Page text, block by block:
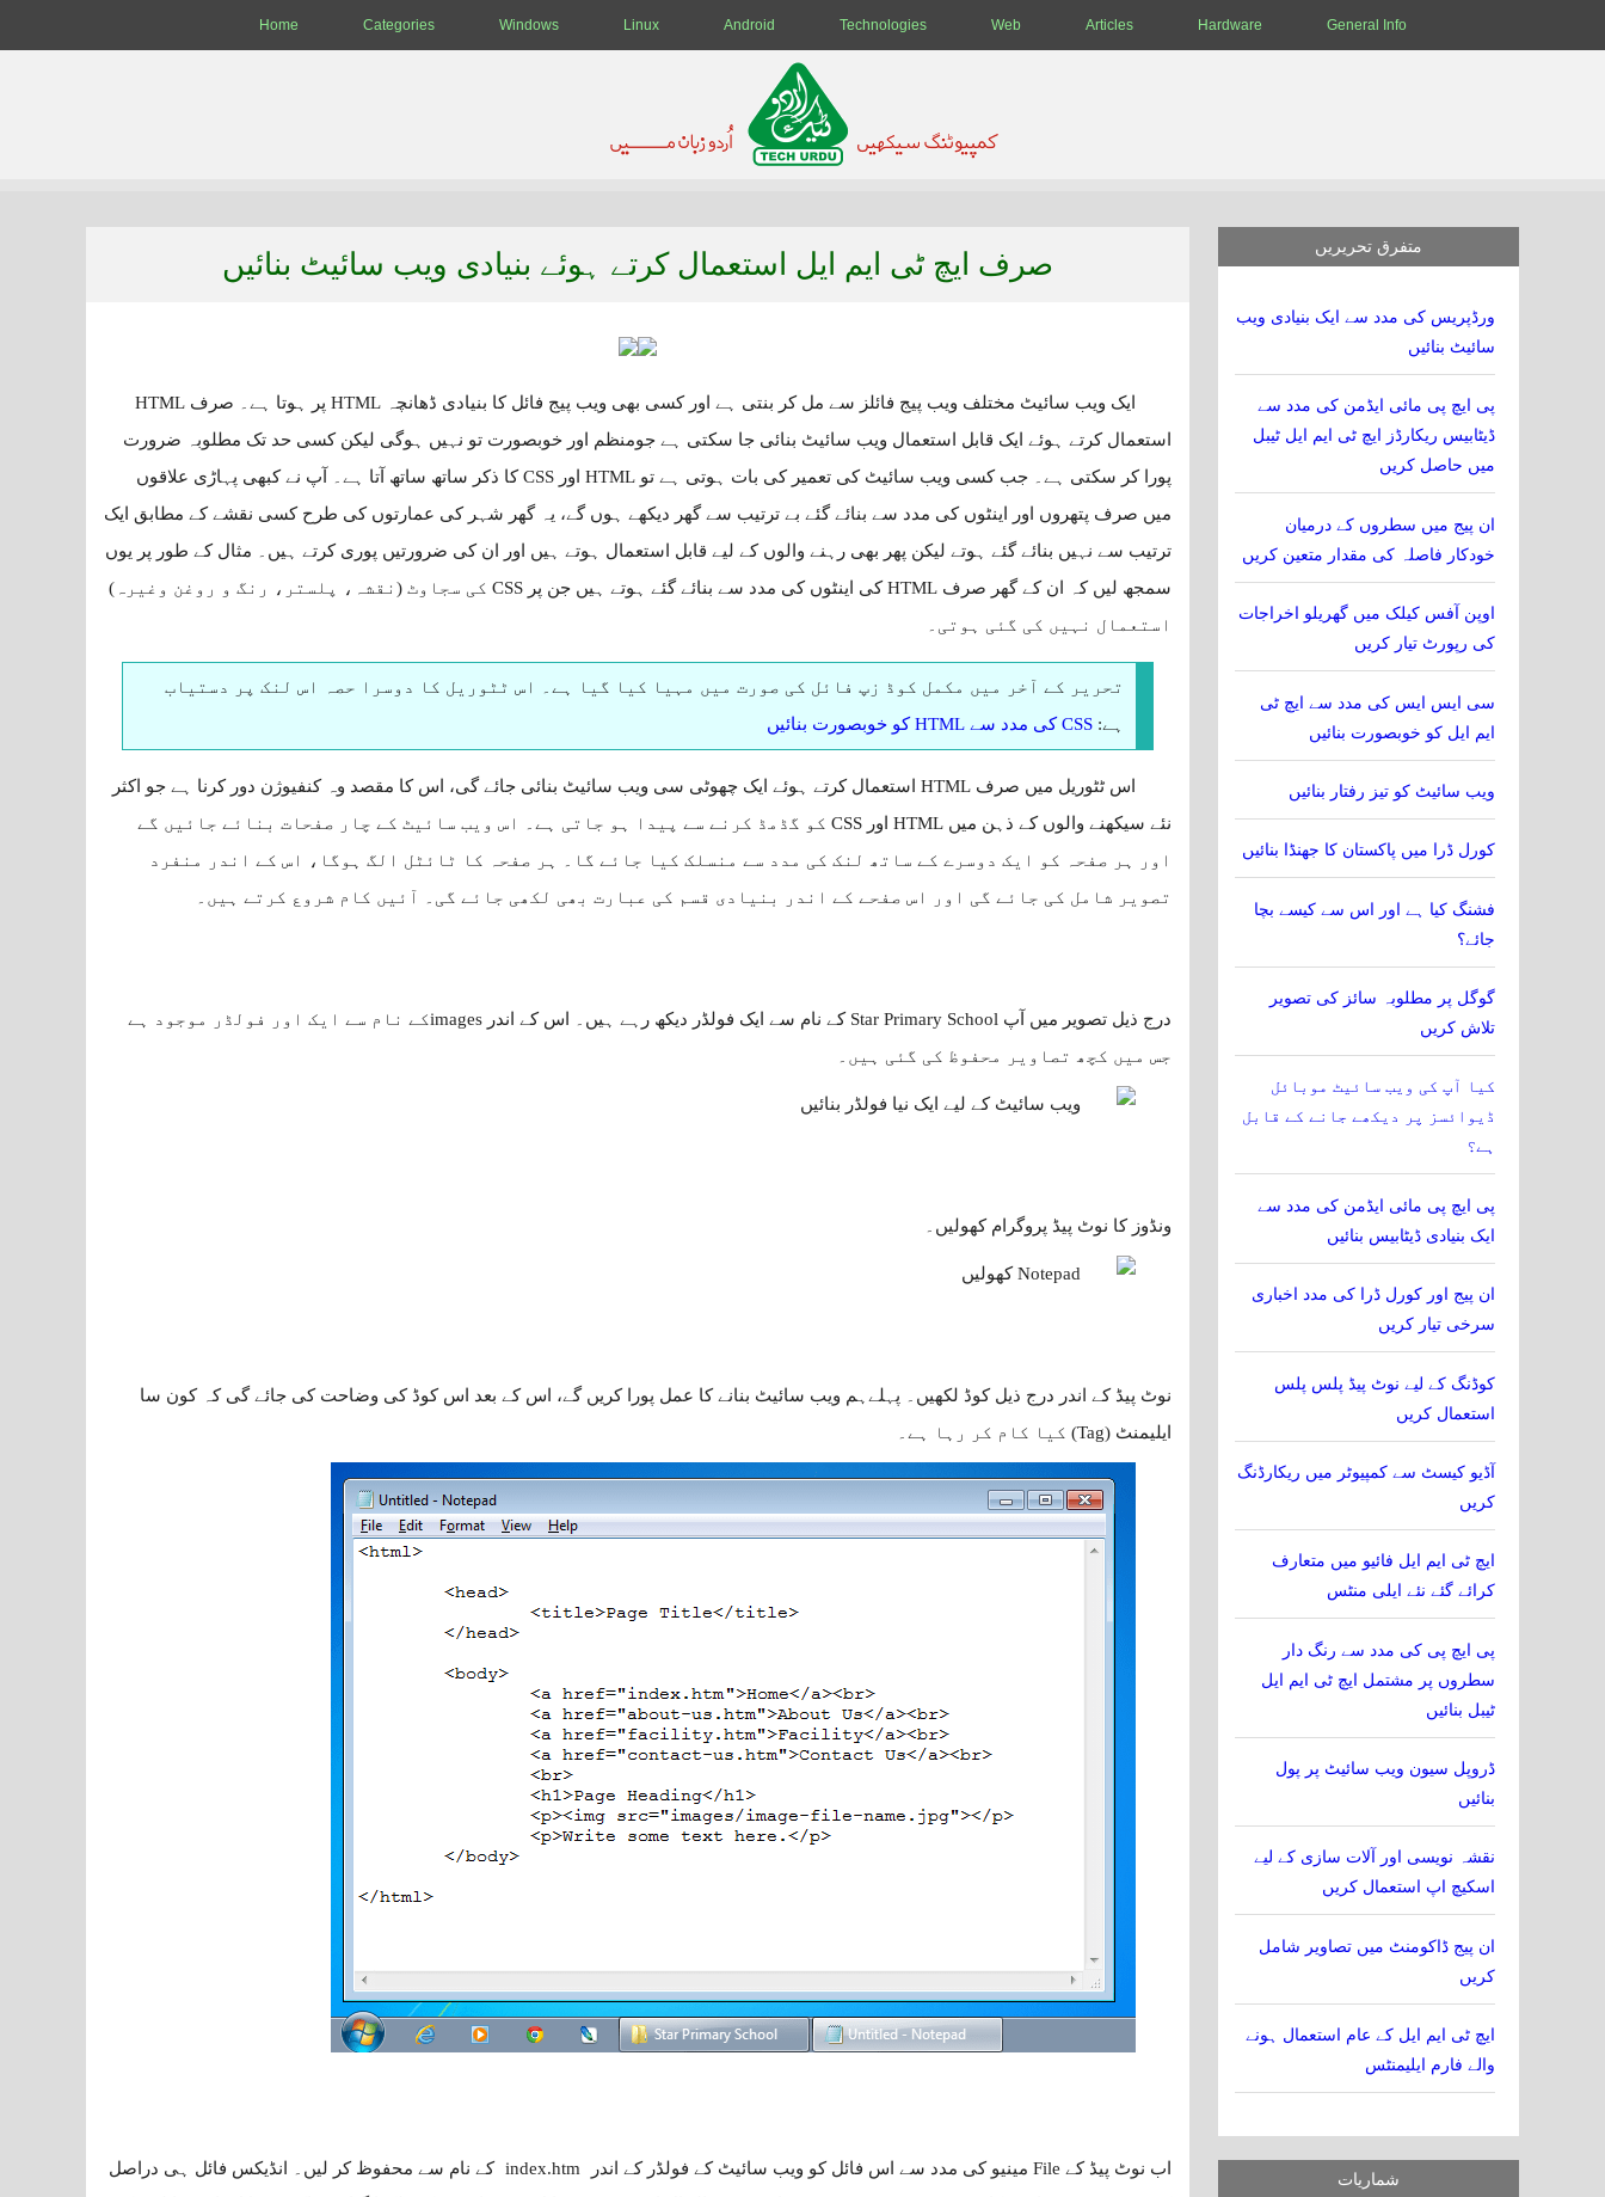
Home Categories Windows Linux Android Technologies Web Articles Hardware General Info
صرف ایچ ٹی ایم ایل استعمال کرتے ہوئے بنیادی ویب سائیٹ بنائیں
ایک ویب سائیٹ مختلف ویب پیج فائلز سے مل کر بنتی ہے اور کسی بھی ویب پیج فائل کا بنیادی ڈھانچہ HTML پر ہوتا ہے۔ صرف HTML
استعمال کرتے ہوئے ایک قابل استعمال ویب سائیٹ بنائی جا سکتی ہے جومنظم اور خوبصورت تو نہیں ہوگی لیکن کسی حد تک مطلوبہ ضرورت
پورا کر سکتی ہے۔ جب کسی ویب سائیٹ کی تعمیر کی بات ہوتی ہے تو HTML اور CSS کا ذکر ساتھ ساتھ آتا ہے۔ آپ نے کبھی پہاڑی علاقوں
میں صرف پتھروں اور اینٹوں کی مدد سے بنائے گئے بے ترتیب سے گھر دیکھے ہوں گے، یہ گھر شہر کی عمارتوں کی طرح کسی نقشے کے مطابق ایک
ترتیب سے نہیں بنائے گئے ہوتے لیکن پھر بھی رہنے والوں کے لیے قابل استعمال ہوتے ہیں اور ان کی ضرورتیں پوری کرتے ہیں۔ مثال کے طور پر یوں
سمجھ لیں کہ ان کے گھر صرف HTML کی اینٹوں کی مدد سے بنائے گئے ہوتے ہیں جن پر CSS کی سجاوٹ (نقشہ، پلستر، رنگ و روغن وغیرہ)
استعمال نہیں کی گئی ہوتی۔
تحریر کے آخر میں مکمل کوڈ زپ فائل کی صورت میں مہیا کیا گیا ہے۔ اس ٹٹوریل کا دوسرا حصہ اس لنک پر دستیاب
ہے: CSS کی مدد سے HTML کو خوبصورت بنائیں
اس ٹٹوریل میں صرف HTML استعمال کرتے ہوئے ایک چھوٹی سی ویب سائیٹ بنائی جائے گی، اس کا مقصد وہ کنفیوژن دور کرنا ہے جو اکثر
نئے سیکھنے والوں کے ذہن میں HTML اور CSS کو گڈمڈ کرنے سے پیدا ہو جاتی ہے۔ اس ویب سائیٹ کے چار صفحات بنائے جائیں گے
اور ہر صفحہ کو ایک دوسرے کے ساتھ لنک کی مدد سے منسلک کیا جائے گا۔ ہر صفحہ کا ٹائٹل الگ ہوگا، اس کے اندر منفرد
تصویر شامل کی جائے گی اور اس صفحے کے اندر بنیادی قسم کی عبارت بھی لکھی جائے گی۔ آئیں کام شروع کرتے ہیں۔
درج ذیل تصویر میں آپ Star Primary School کے نام سے ایک فولڈر دیکھ رہے ہیں۔ اس کے اندر imagesکے نام سے ایک اور فولڈر موجود ہے
جس میں کچھ تصاویر محفوظ کی گئی ہیں۔
ونڈوز کا نوٹ پیڈ پروگرام کھولیں۔
نوٹ پیڈ کے اندر درج ذیل کوڈ لکھیں۔ پہلےہم ویب سائیٹ بنانے کا عمل پورا کریں گے، اس کے بعد اس کوڈ کی وضاحت کی جائے گی کہ کون سا
ایلیمنٹ (Tag) کیا کام کر رہا ہے۔
اب نوٹ پیڈ کے File مینیو کی مدد سے اس فائل کو ویب سائیٹ کے فولڈر کے اندر index.htm کے نام سے محفوظ کر لیں۔ انڈیکس فائل ہی دراصل
متفرق تحریریں
ورڈپریس کی مدد سے ایک بنیادی ویب
سائیٹ بنائیں
پی ایچ پی مائی ایڈمن کی مدد سے
ڈیٹابیس ریکارڈز ایچ ٹی ایم ایل ٹیبل
میں حاصل کریں
ان پیج میں سطروں کے درمیان
خودکار فاصلہ کی مقدار متعین کریں
اوپن آفس کیلک میں گھریلو اخراجات
کی رپورٹ تیار کریں
سی ایس ایس کی مدد سے ایچ ٹی
ایم ایل کو خوبصورت بنائیں
ویب سائیٹ کو تیز رفتار بنائیں
کورل ڈرا میں پاکستان کا جھنڈا بنائیں
فشنگ کیا ہے اور اس سے کیسے بچا
جائے؟
گوگل پر مطلوبہ سائز کی تصویر
تلاش کریں
کیا آپ کی ویب سائیٹ موبائل
ڈیوائسز پر دیکھے جانے کے قابل
ہے؟
پی ایچ پی مائی ایڈمن کی مدد سے
ایک بنیادی ڈیٹابیس بنائیں
ان پیج اور کورل ڈرا کی مدد اخباری
سرخی تیار کریں
کوڈنگ کے لیے نوٹ پیڈ پلس پلس
استعمال کریں
آڈیو کیسٹ سے کمپیوٹر میں ریکارڈنگ
کریں
ایچ ٹی ایم ایل فائیو میں متعارف
کرائے گئے نئے ایلی منٹس
پی ایچ پی کی مدد سے رنگ دار
سطروں پر مشتمل ایچ ٹی ایم ایل
ٹیبل بنائیں
ڈروپل سیون ویب سائیٹ پر پول
بنائیں
نقشہ نویسی اور آلات سازی کے لیے
اسکیچ اپ استعمال کریں
ان پیج ڈاکومنٹ میں تصاویر شامل
کریں
ایچ ٹی ایم ایل کے عام استعمال ہونے
والے فارم ایلیمنٹس
شماریات